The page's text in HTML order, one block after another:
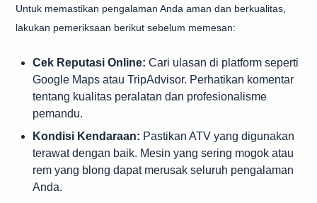
Untuk memastikan pengalaman Anda aman dan berkualitas,
lakukan pemeriksaan berikut sebelum memesan:
Cek Reputasi Online: Cari ulasan di platform seperti
Google Maps atau TripAdvisor. Perhatikan komentar
tentang kualitas peralatan dan profesionalisme
pemandu.
Kondisi Kendaraan: Pastikan ATV yang digunakan
terawat dengan baik. Mesin yang sering mogok atau
rem yang blong dapat merusak seluruh pengalaman
Anda.